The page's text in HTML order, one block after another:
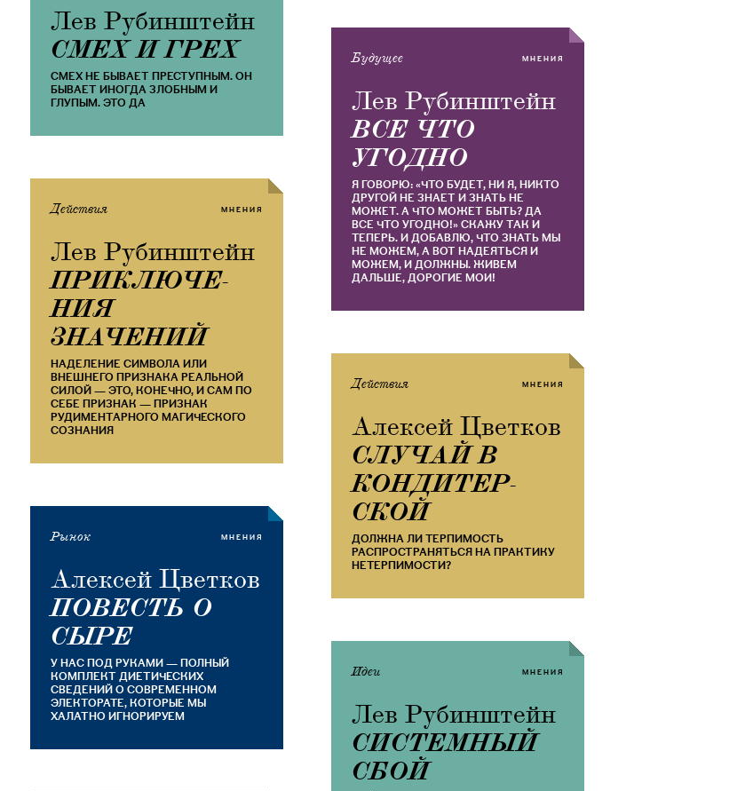
Лев Рубинштейн
​СМЕХ И ГРЕХ
CМЕХ НЕ БЫВАЕТ ПРЕСТУПНЫМ. ОН
БЫВАЕТ ИНОГДА ЗЛОБНЫМ И
ГЛУПЫМ. ЭТО ДА
МНЕНИЯ
Будущее
Лев Рубинштейн
ВСЕ ЧТО
УГОДНО
Я ГОВОРЮ: «ЧТО БУДЕТ, НИ Я, НИКТО
ДРУГОЙ НЕ ЗНАЕТ И ЗНАТЬ НЕ
МОЖЕТ. А ЧТО МОЖЕТ БЫТЬ? ДА
ВСЕ ЧТО УГОДНО!» СКАЖУ ТАК И
ТЕПЕРЬ. И ДОБАВЛЮ, ЧТО ЗНАТЬ МЫ
НЕ МОЖЕМ, А ВОТ НАДЕЯТЬСЯ И
МОЖЕМ, И ДОЛЖНЫ. ЖИВЕМ
ДАЛЬШЕ, ДОРОГИЕ МОИ!
МНЕНИЯ
Действия
Лев Рубинштейн
​ПРИКЛЮЧЕ­
НИЯ
ЗНАЧЕНИЙ
НАДЕЛЕНИЕ СИМВОЛА ИЛИ
ВНЕШНЕГО ПРИЗНАКА РЕАЛЬНОЙ
СИЛОЙ — ЭТО, КОНЕЧНО, И САМ ПО
СЕБЕ ПРИЗНАК — ПРИЗНАК
РУДИМЕНТАРНОГО МАГИЧЕСКОГО
СОЗНАНИЯ
МНЕНИЯ
Действия
Алексей Цветков
СЛУЧАЙ В
КОНДИТЕР­
СКОЙ
ДОЛЖНА ЛИ ТЕРПИМОСТЬ
РАСПРОСТРАНЯТЬСЯ НА ПРАКТИКУ
НЕТЕРПИМОСТИ?
МНЕНИЯ
Рынок
Алексей Цветков
ПОВЕСТЬ О
СЫРЕ
У НАС ПОД РУКАМИ — ПОЛНЫЙ
КОМПЛЕКТ ДИЕТИЧЕСКИХ
СВЕДЕНИЙ О СОВРЕМЕННОМ
ЭЛЕКТОРАТЕ, КОТОРЫЕ МЫ
ХАЛАТНО ИГНОРИРУЕМ
МНЕНИЯ
Идеи
Лев Рубинштейн
​СИСТЕМНЫЙ
СБОЙ